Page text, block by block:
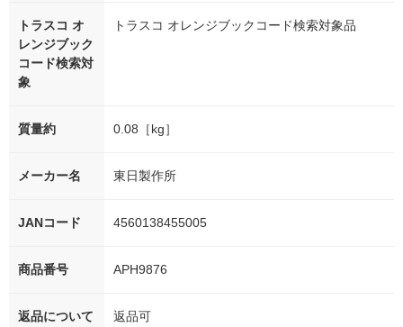
トラスコ オ
レンジブック
コード検索対
象
トラスコ オレンジブックコード検索対象品
質量約 0.08［kg］
メーカー名 東日製作所
JANコード 4560138455005
商品番号 APH9876
返品について
返品可